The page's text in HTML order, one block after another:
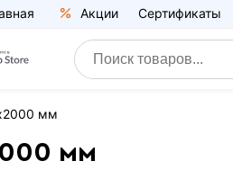
Акции Сертификаты
мм
мм